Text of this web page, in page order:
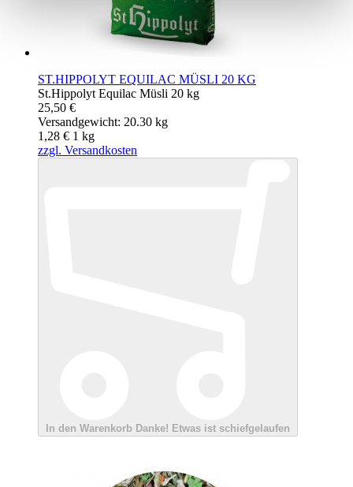
ST.HIPPOLYT EQUILAC MÜSLI 20 KG
St.Hippolyt Equilac Müsli 20 kg
25,50 €
Versandgewicht: 20.30 kg
1,28 € 1 kg
zzgl. Versandkosten
In den Warenkorb Danke! Etwas ist schiefgelaufen